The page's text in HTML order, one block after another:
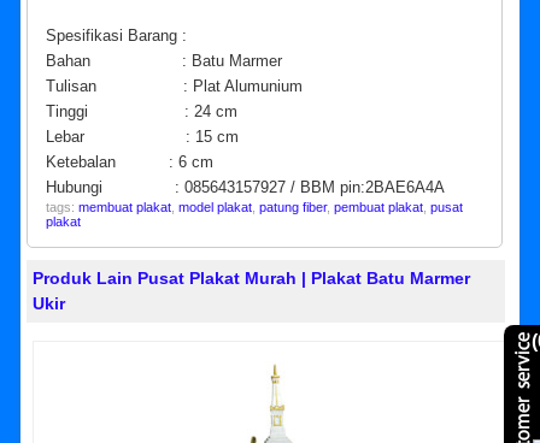
Spesifikasi Barang :
Bahan : Batu Marmer
Tulisan : Plat Alumunium
Tinggi : 24 cm
Lebar : 15 cm
Ketebalan : 6 cm
Hubungi : 085643157927 / BBM pin:2BAE6A4A
tags:membuat plakat ,model plakat ,patung fiber,pembuat plakat ,pusat
plakat
Produk Lain Pusat Plakat Murah | Plakat Batu Marmer
Ukir